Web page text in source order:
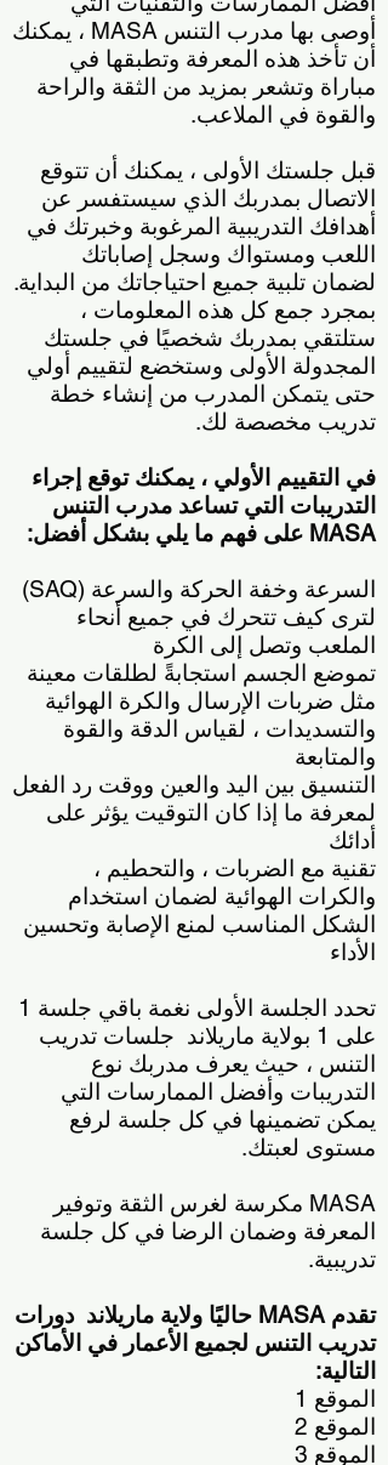
أوصى بها مدرب التنس MASA ، يمكنك
أن تأخذ هذه المعرفة وتطبقها في
مباراة وتشعر بمزيد من الثقة والراحة
والقوة في الملاعب.
قبل جلستك الأولى ، يمكنك أن تتوقع
الاتصال بمدربك الذي سيستفسر عن
أهدافك التدريبية المرغوبة وخبرتك في
اللعب ومستواك وسجل إصاباتك
لضمان تلبية جميع احتياجاتك من البداية.
بمجرد جمع كل هذه المعلومات ،
ستلتقي بمدربك شخصيًا في جلستك
المجدولة الأولى وستخضع لتقييم أولي
حتى يتمكن المدرب من إنشاء خطة
تدريب مخصصة لك.
في التقييم الأولي ، يمكنك توقع إجراء
التدريبات التي تساعد مدرب التنس
MASA على فهم ما يلي بشكل أفضل:
السرعة وخفة الحركة والسرعة (SAQ)
لترى كيف تتحرك في جميع أنحاء
الملعب وتصل إلى الكرة
تموضع الجسم استجابةً لطلقات معينة
مثل ضربات الإرسال والكرة الهوائية
والتسديدات ، لقياس الدقة والقوة
والمتابعة
التنسيق بين اليد والعين ووقت رد الفعل
لمعرفة ما إذا كان التوقيت يؤثر على
أدائك
تقنية مع الضربات ، والتحطيم ،
والكرات الهوائية لضمان استخدام
الشكل المناسب لمنع الإصابة وتحسين
الأداء
تحدد الجلسة الأولى نغمة باقي جلسة 1
على 1 بولاية ماريلاند
جلسات تدريب
التنس ، حيث يعرف مدربك نوع
التدريبات وأفضل الممارسات التي
يمكن تضمينها في كل جلسة لرفع
مستوى لعبتك.
MASA مكرسة لغرس الثقة وتوفير
المعرفة وضمان الرضا في كل جلسة
تدريبية.
تقدم MASA حاليًا ولاية ماريلاند
دورات
تدريب التنس لجميع الأعمار في الأماكن
التالية:
الموقع 1
الموقع 2
الموقع 3